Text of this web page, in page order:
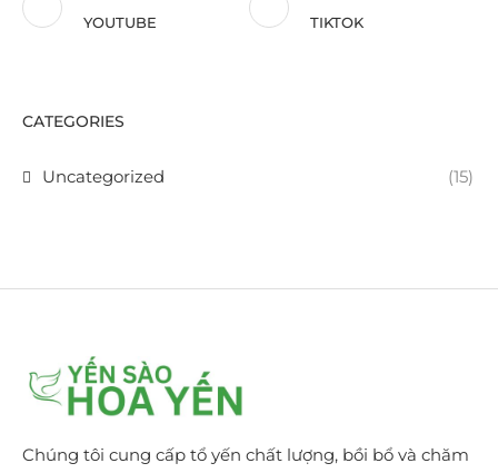
YOUTUBE TIKTOK
CATEGORIES
Uncategorized (15)
Chúng tôi cung cấp tổ yến chất lượng, bồi bổ và chăm